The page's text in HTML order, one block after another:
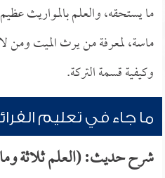
ما يستحقه، والعلم بالمواريث
ماسة، لمعرفة من يرث الميت ومن
وكيفية قسمة التركة.
ما جاء في تعليم
شرح حديث: (العلم ثلاثة